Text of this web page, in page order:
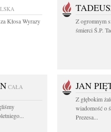
Kłosa Wyrazy
Z ogromnym
śmierci Ś.P.
CAŁA
JAN
Z głębokim
wiadomość o
Prezesa...